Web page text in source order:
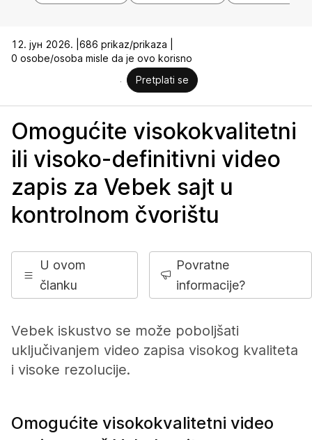
12. јун 2026. | 686 prikaz/prikaza |
0 osobe/osoba misle da je ovo korisno
Pretplati se
Omogućite visokokvalitetni
ili visoko-definitivni video
zapis za Vebek sajt u
kontrolnom čvorištu
U ovom
članku
Povratne
informacije?
Vebek iskustvo se može poboljšati
uključivanjem video zapisa visokog kvaliteta
i visoke rezolucije.
Omogućite visokokvalitetni video